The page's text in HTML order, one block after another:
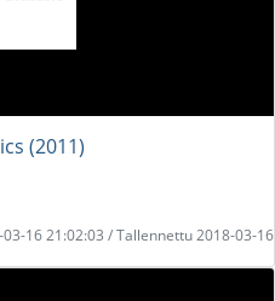
(2011)
03-16 21:02:03 / Tallennettu 2018-03-16